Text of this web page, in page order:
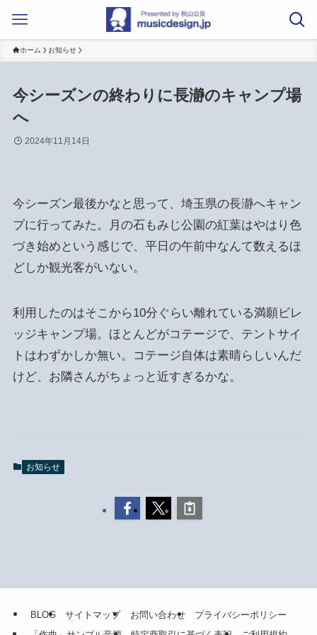
ホーム お知らせ
今シーズンの終わりに長瀞のキャンプ場
へ
2024年11月14日
今シーズン最後かなと思って、埼玉県の長瀞へキャン
プに行ってみた。月の石もみじ公園の紅葉はやはり色
づき始めという感じで、平日の午前中なんて数えるほ
どしか観光客がいない。
利用したのはそこから10分ぐらい離れている満願ビレ
ッジキャンプ場。ほとんどがコテージで、テントサイ
トはわずかしか無い。コテージ自体は素晴らしいんだ
けど、お隣さんがちょっと近すぎるかな。
お知らせ
BLOG サイトマップ お問い合わせ
プライバシーポリシー